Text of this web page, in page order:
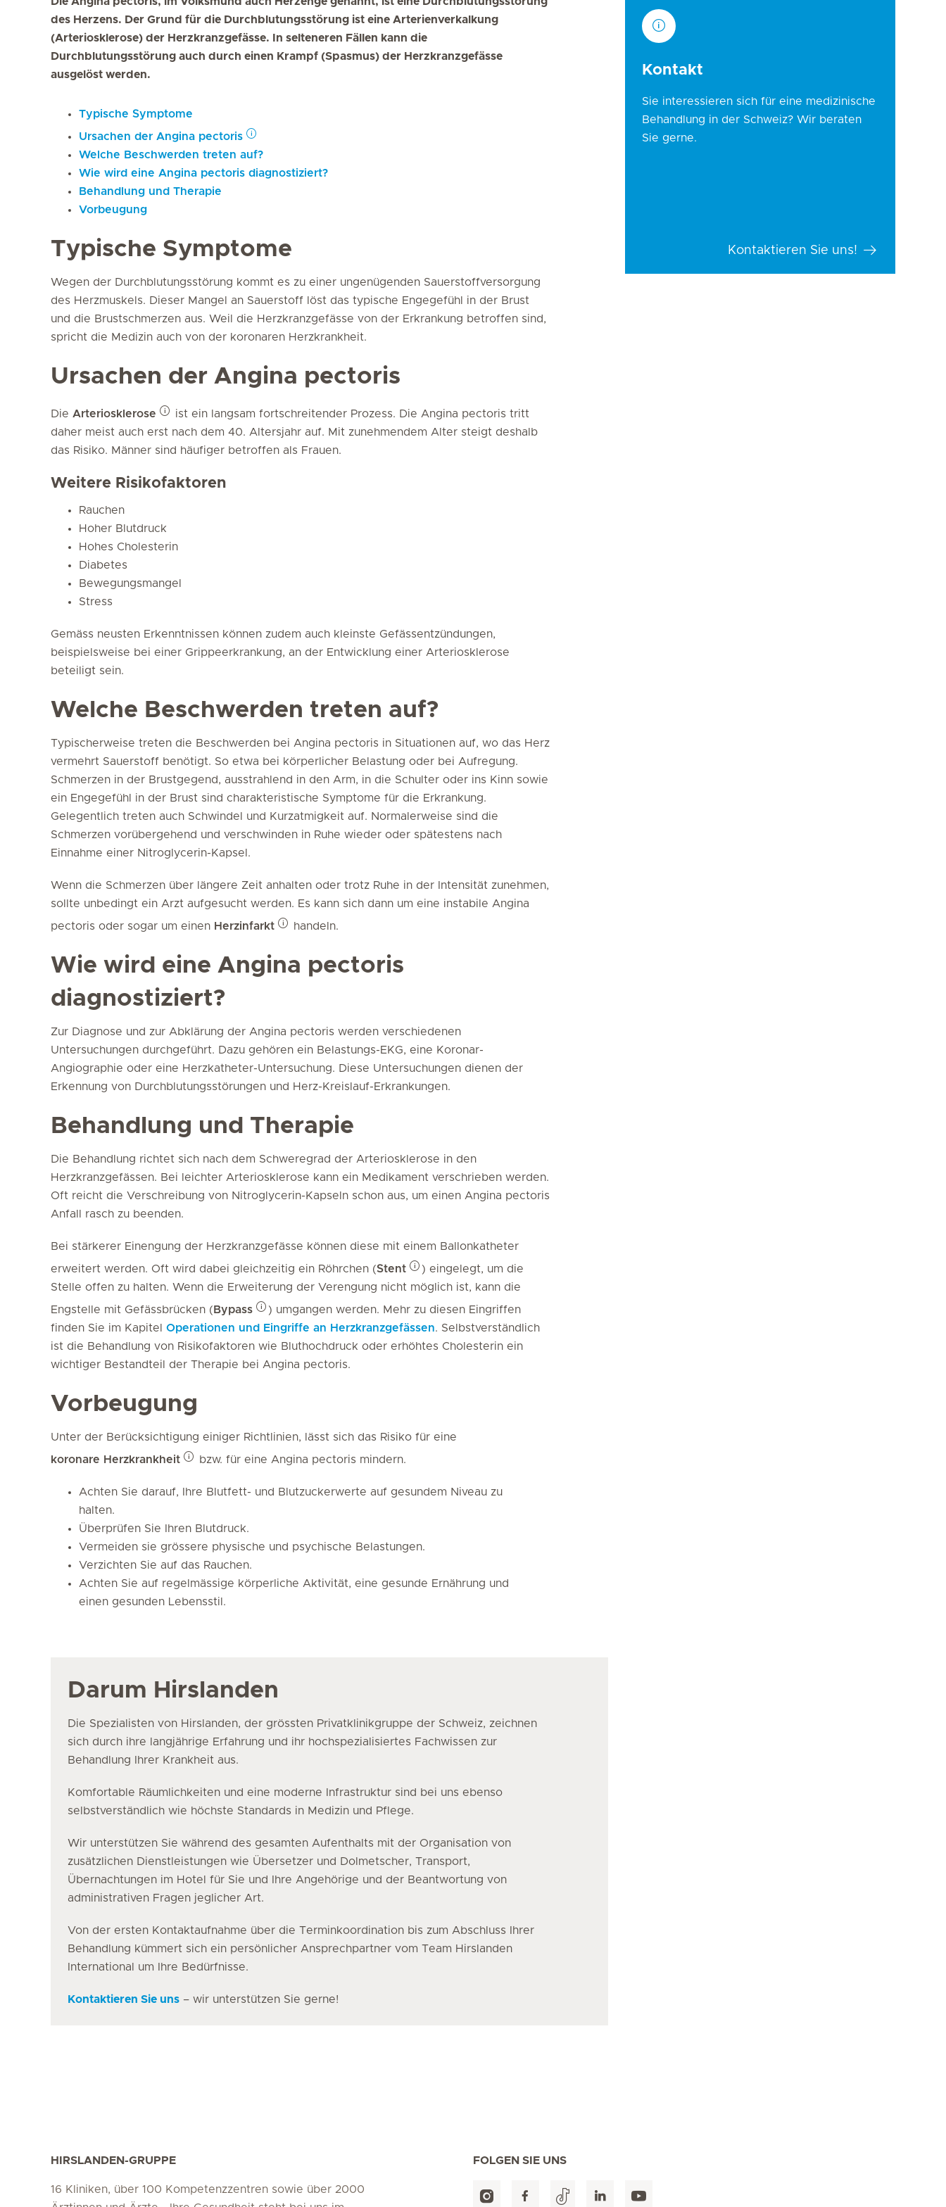
des Herzens. Der Grund für die Durchblutungsstörung ist eine Arterienverkalkung
(Arteriosklerose) der Herzkranzgefässe. In selteneren Fällen kann die
Durchblutungsstörung auch durch einen Krampf (Spasmus) der Herzkranzgefässe
ausgelöst werden.
Typische Symptome
Ursachen der Angina pectoris
Welche Beschwerden treten auf?
Wie wird eine Angina pectoris diagnostiziert?
Behandlung und Therapie
Vorbeugung
Typische Symptome
Wegen der Durchblutungsstörung kommt es zu einer ungenügenden Sauerstoffversorgung
des Herzmuskels. Dieser Mangel an Sauerstoff löst das typische Engegefühl in der Brust
und die Brustschmerzen aus. Weil die Herzkranzgefässe von der Erkrankung betroffen sind,
spricht die Medizin auch von der koronaren Herzkrankheit.
Ursachen der Angina pectoris
Die Arteriosklerose
ist ein langsam fortschreitender Prozess. Die Angina pectoris tritt
daher meist auch erst nach dem 40. Altersjahr auf. Mit zunehmendem Alter steigt deshalb
das Risiko. Männer sind häufiger betroffen als Frauen.
Weitere Risikofaktoren
Rauchen
Hoher Blutdruck
Hohes Cholesterin
Diabetes
Bewegungsmangel
Stress
Gemäss neusten Erkenntnissen können zudem auch kleinste Gefässentzündungen,
beispielsweise bei einer Grippeerkrankung, an der Entwicklung einer Arteriosklerose
beteiligt sein.
Welche Beschwerden treten auf?
Typischerweise treten die Beschwerden bei Angina pectoris in Situationen auf, wo das Herz
vermehrt Sauerstoff benötigt. So etwa bei körperlicher Belastung oder bei Aufregung.
Schmerzen in der Brustgegend, ausstrahlend in den Arm, in die Schulter oder ins Kinn sowie
ein Engegefühl in der Brust sind charakteristische Symptome für die Erkrankung.
Gelegentlich treten auch Schwindel und Kurzatmigkeit auf. Normalerweise sind die
Schmerzen vorübergehend und verschwinden in Ruhe wieder oder spätestens nach
Einnahme einer Nitroglycerin-Kapsel.
Wenn die Schmerzen über längere Zeit anhalten oder trotz Ruhe in der Intensität zunehmen,
sollte unbedingt ein Arzt aufgesucht werden. Es kann sich dann um eine instabile Angina
pectoris oder sogar um einen Herzinfarkt handeln.
Wie wird eine Angina pectoris
diagnostiziert?
Zur Diagnose und zur Abklärung der Angina pectoris werden verschiedenen
Untersuchungen durchgeführt. Dazu gehören ein Belastungs-EKG, eine Koronar-
Angiographie oder eine Herzkatheter-Untersuchung. Diese Untersuchungen dienen der
Erkennung von Durchblutungsstörungen und Herz-Kreislauf-Erkrankungen.
Behandlung und Therapie
Die Behandlung richtet sich nach dem Schweregrad der Arteriosklerose in den
Herzkranzgefässen. Bei leichter Arteriosklerose kann ein Medikament verschrieben werden.
Oft reicht die Verschreibung von Nitroglycerin-Kapseln schon aus, um einen Angina pectoris
Anfall rasch zu beenden.
Bei stärkerer Einengung der Herzkranzgefässe können diese mit einem Ballonkatheter
erweitert werden. Oft wird dabei gleichzeitig ein Röhrchen (Stent
) eingelegt, um die
Stelle offen zu halten. Wenn die Erweiterung der Verengung nicht möglich ist, kann die
Engstelle mit Gefässbrücken ( Bypass
) umgangen werden. Mehr zu diesen Eingriffen
finden Sie im Kapitel Operationen und Eingriffe an Herzkranzgefässen. Selbstverständlich
ist die Behandlung von Risikofaktoren wie Bluthochdruck oder erhöhtes Cholesterin ein
wichtiger Bestandteil der Therapie bei Angina pectoris.
Vorbeugung
Unter der Berücksichtigung einiger Richtlinien, lässt sich das Risiko für eine
koronare Herzkrankheit
bzw. für eine Angina pectoris mindern.
Achten Sie darauf, Ihre Blutfett- und Blutzuckerwerte auf gesundem Niveau zu
halten.
Überprüfen Sie Ihren Blutdruck.
Vermeiden sie grössere physische und psychische Belastungen.
Verzichten Sie auf das Rauchen.
Achten Sie auf regelmässige körperliche Aktivität, eine gesunde Ernährung und
einen gesunden Lebensstil.
Darum Hirslanden
Die Spezialisten von Hirslanden, der grössten Privatklinikgruppe der Schweiz, zeichnen
sich durch ihre langjährige Erfahrung und ihr hochspezialisiertes Fachwissen zur
Behandlung Ihrer Krankheit aus.
Komfortable Räumlichkeiten und eine moderne Infrastruktur sind bei uns ebenso
selbstverständlich wie höchste Standards in Medizin und Pflege.
Wir unterstützen Sie während des gesamten Aufenthalts mit der Organisation von
zusätzlichen Dienstleistungen wie Übersetzer und Dolmetscher, Transport,
Übernachtungen im Hotel für Sie und Ihre Angehörige und der Beantwortung von
administrativen Fragen jeglicher Art.
Von der ersten Kontaktaufnahme über die Terminkoordination bis zum Abschluss Ihrer
Behandlung kümmert sich ein persönlicher Ansprechpartner vom Team Hirslanden
International um Ihre Bedürfnisse.
Kontaktieren Sie uns – wir unterstützen Sie gerne!
Kontakt
Sie interessieren sich für eine medizinische
Behandlung in der Schweiz? Wir beraten
Sie gerne.
Kontaktieren Sie uns!
HIRSLANDEN-GRUPPE
16 Kliniken, über 100 Kompetenzzentren sowie über 2000
FOLGEN SIE UNS